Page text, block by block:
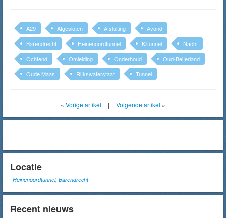
A29 Afgesloten Afsluiting
Avond
Barendrecht
Heinenoordtunnel Kiltunnel
Nacht
Ochtend
Omleiding Onderhoud
Oud-Beijerland
Oude Maas
Rijkswaterstaat Tunnel
« Vorige artikel | Volgende artikel »
Locatie
Heinenoordtunnel, Barendrecht
Recent nieuws